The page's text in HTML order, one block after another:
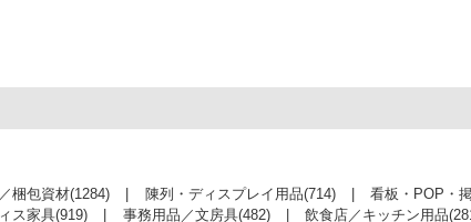
梱包資材(1284) 陳列・ディスプレイ用品(714) 看板・POP・
ス家具(919) 事務用品／文房具(482) 飲食店／キッチン用品